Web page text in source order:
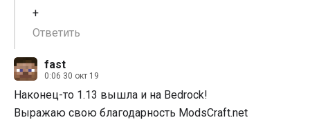
+
Ответить
fast
0:06 30 окт 19
Наконец-то 1.13 вышла и на Bedrock!
Выражаю свою благодарность ModsCraft.net